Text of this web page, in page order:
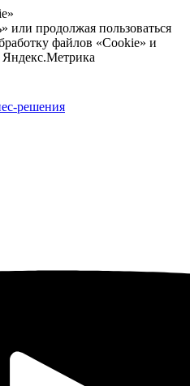
продолжая пользоваться
файлов «Cookie» и
решения